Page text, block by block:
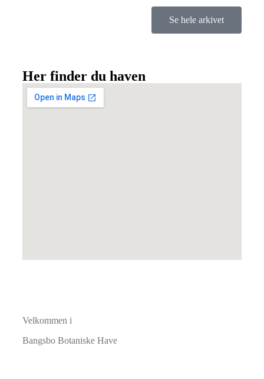
Se hele arkivet
Her finder du haven
Velkommen i
Bangsbo Botaniske Have